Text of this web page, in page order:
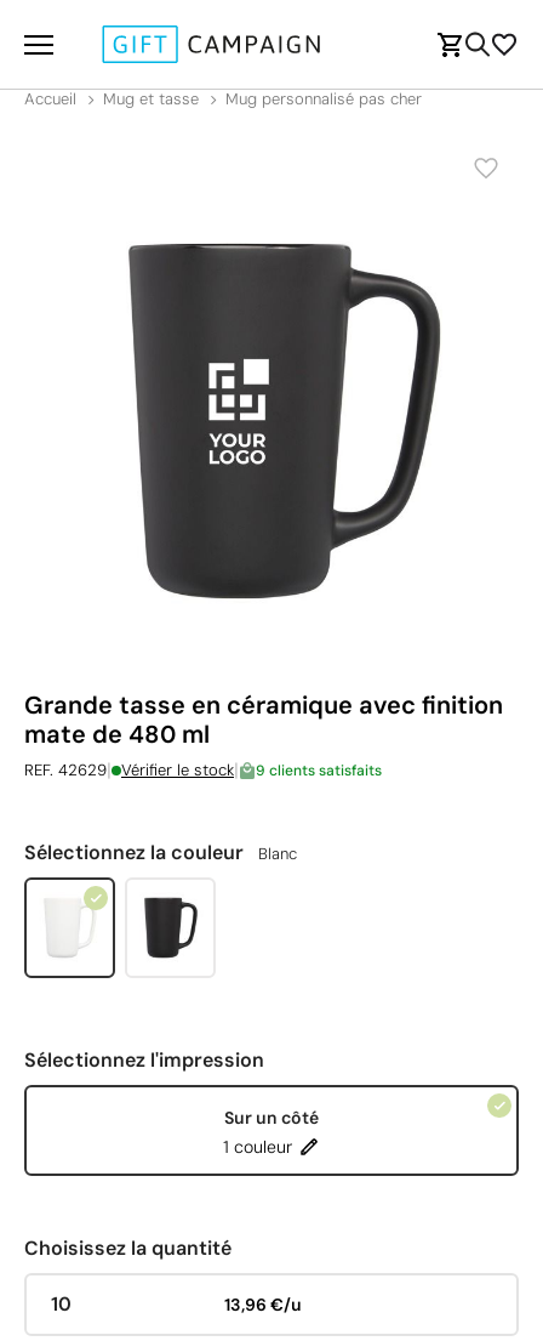
Accueil Mug et tasse Mug personnalisé pas cher
Grande tasse en céramique avec finition
mate de 480 ml
REF. 42629| Vérifier le stock| 9 clients satisfaits
Sélectionnez la couleur Blanc
Sélectionnez l'impression
Sur un côté
1 couleur
Choisissez la quantité
10 13,96 €/u